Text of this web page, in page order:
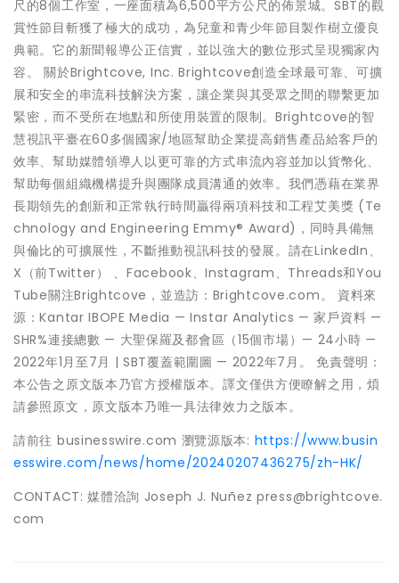
尺的8個工作室，一座面積為6,500平方公尺的佈景城。SBT的觀
賞性節目斬獲了極大的成功，為兒童和青少年節目製作樹立優良
典範。它的新聞報導公正信實，並以強大的數位形式呈現獨家內
容。 關於Brightcove, Inc. Brightcove創造全球最可靠、可擴
展和安全的串流科技解決方案，讓企業與其受眾之間的聯繫更加
緊密，而不受所在地點和所使用裝置的限制。Brightcove的智
慧視訊平臺在60多個國家/地區幫助企業提高銷售產品給客戶的
效率、幫助媒體領導人以更可靠的方式串流內容並加以貨幣化、
幫助每個組織機構提升與團隊成員溝通的效率。我們憑藉在業界
長期領先的創新和正常執行時間贏得兩項科技和工程艾美獎 (Te
chnology and Engineering Emmy® Award)，同時具備無
與倫比的可擴展性，不斷推動視訊科技的發展。請在LinkedIn、
X（前Twitter） 、Facebook、Instagram、Threads和You
Tube關注Brightcove，並造訪：Brightcove.com。 資料來
源：Kantar IBOPE Media — Instar Analytics — 家戶資料 —
SHR%連接總數 — 大聖保羅及都會區（15個市場）— 24小時 —
2022年1月至7月 | SBT覆蓋範圍圖 — 2022年7月。 免責聲明：
本公告之原文版本乃官方授權版本。譯文僅供方便瞭解之用，煩
請參照原文，原文版本乃唯一具法律效力之版本。
請前往 businesswire.com 瀏覽源版本: https://www.busin
esswire.com/news/home/20240207436275/zh-HK/
CONTACT: 媒體洽詢 Joseph J. Nuñez press@brightcove.
com